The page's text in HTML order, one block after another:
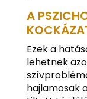
A
Ezek a
lehetnek
hajlamosak